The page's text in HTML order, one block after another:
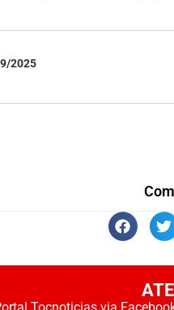
2025